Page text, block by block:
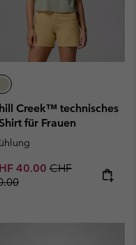
Creek™ technisches
für Frauen
price:
40.00 Regular price:
CHF